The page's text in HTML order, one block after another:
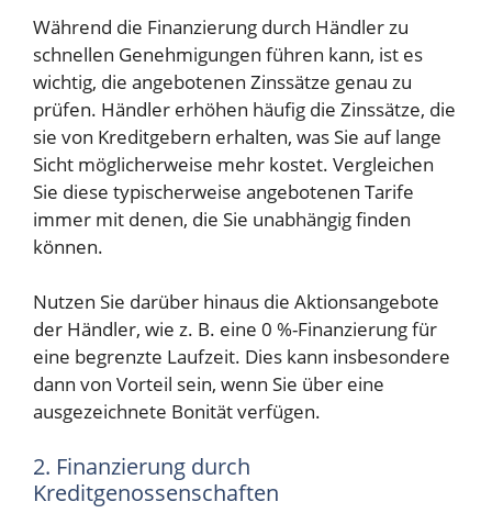
Während die Finanzierung durch Händler zu
schnellen Genehmigungen führen kann, ist es
wichtig, die angebotenen Zinssätze genau zu
prüfen. Händler erhöhen häufig die Zinssätze, die
sie von Kreditgebern erhalten, was Sie auf lange
Sicht möglicherweise mehr kostet. Vergleichen
Sie diese typischerweise angebotenen Tarife
immer mit denen, die Sie unabhängig finden
können.
Nutzen Sie darüber hinaus die Aktionsangebote
der Händler, wie z. B. eine 0 %-Finanzierung für
eine begrenzte Laufzeit. Dies kann insbesondere
dann von Vorteil sein, wenn Sie über eine
ausgezeichnete Bonität verfügen.
2. Finanzierung durch
Kreditgenossenschaften